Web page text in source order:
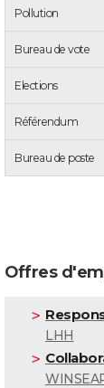
Pollution
Bureau de vote
Elections
Référendum
Bureau de poste
Offres
LHH